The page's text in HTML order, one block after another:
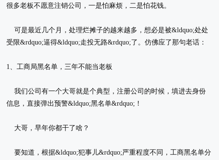
很多老板不愿意注销公司，一是怕麻烦，二是怕花钱。
可是最近几个月，处理烂摊子的越来越多，想必是被&ldquo;处处
受限&rdquo;逼得&ldquo;走投无路&rdquo;了。仿佛应了那句老话：
1、工商局黑名单，三年不能当老板
我们公司有一个大哥就是个典型，注册公司的时候，填进去身份
信息，直接弹出预警&ldquo;黑名单&rdquo;！
大哥，早年你都干了啥？
要知道，根据&ldquo;犯事儿&rdquo;严重程度不同，工商黑名单分